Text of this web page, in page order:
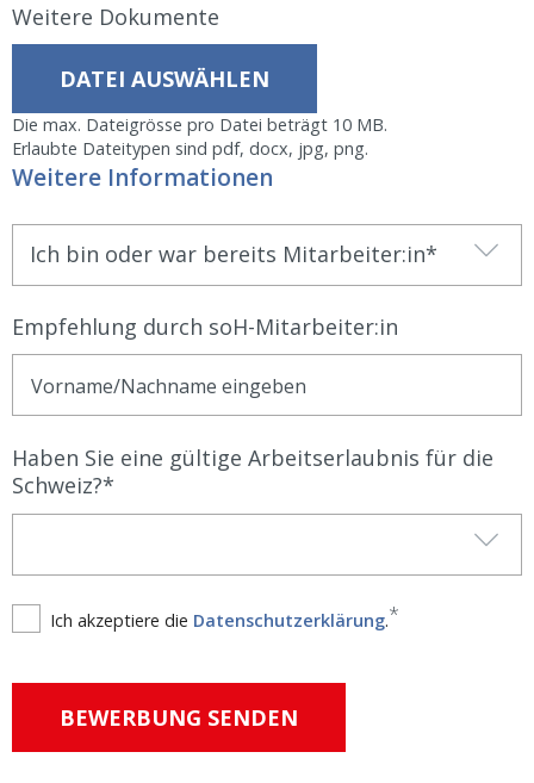
Weitere Dokumente
DATEI AUSWÄHLEN
Die max. Dateigrösse pro Datei beträgt 10 MB.
Erlaubte Dateitypen sind pdf, docx, jpg, png.
Weitere Informationen
Ich bin oder war bereits Mitarbeiter:in
Empfehlung durch soH-Mitarbeiter:in
Haben Sie eine gültige Arbeitserlaubnis für die
Schweiz?
Ich akzeptiere die Datenschutzerklärung.
BEWERBUNG SENDEN